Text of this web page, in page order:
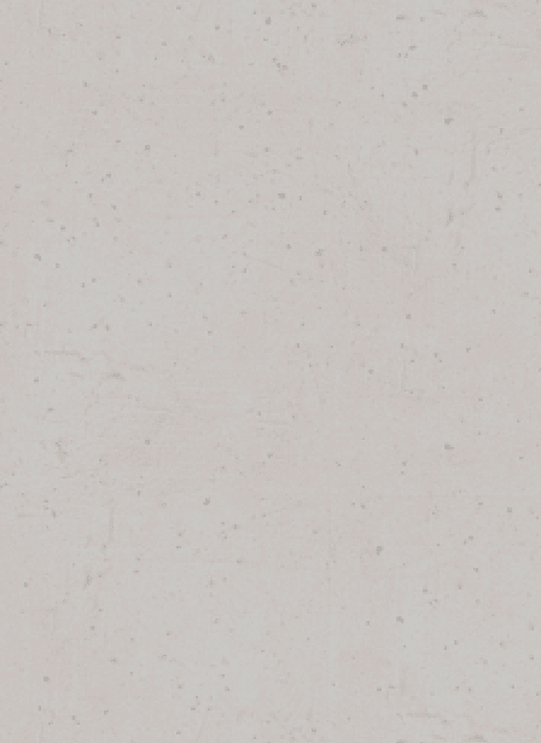
FRUITS BIO AU BUREAU
NOS PRODUCTEURS
NOS MARCHÉS